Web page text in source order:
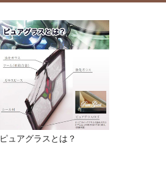
ピュアグラスとは？